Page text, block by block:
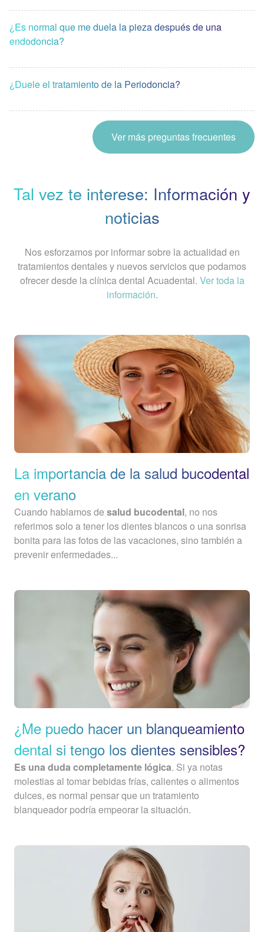
¿Es normal que me duela la pieza después de una
endodoncia?
¿Duele el tratamiento de la Periodoncia?
Ver más preguntas frecuentes
Tal vez te interese: Información y
noticias
Nos esforzamos por informar sobre la actualidad en
tratamientos dentales y nuevos servicios que podamos
ofrecer desde la clínica dental Acuadental. Ver toda la
información.
La importancia de la salud bucodental
en verano
Cuando hablamos de salud bucodental, no nos
referimos solo a tener los dientes blancos o una sonrisa
bonita para las fotos de las vacaciones, sino también a
prevenir enfermedades...
¿Me puedo hacer un blanqueamiento
dental si tengo los dientes sensibles?
Es una duda completamente lógica. Si ya notas
molestias al tomar bebidas frías, calientes o alimentos
dulces, es normal pensar que un tratamiento
blanqueador podría empeorar la situación.